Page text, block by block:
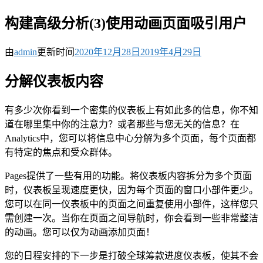
构建高级分析(3)使用动画页面吸引用户
由admin更新时间 2020年12月28日 2019年4月29日
分解仪表板内容
有多少次你看到一个密集的仪表板上有如此多的信息，你不知
道在哪里集中你的注意力？或者那些与您无关的信息？在
Analytics中，您可以将信息中心分解为多个页面，每个页面都
有特定的焦点和受众群体。
Pages提供了一些有用的功能。将仪表板内容拆分为多个页面
时，仪表板呈现速度更快，因为每个页面的窗口小部件更少。
您可以在同一仪表板中的页面之间重复使用小部件，这样您只
需创建一次。当你在页面之间导航时，你会看到一些非常整洁
的动画。您可以仅为动画添加页面！
您的日程安排的下一步是打破全球筹款进度仪表板，使其不会